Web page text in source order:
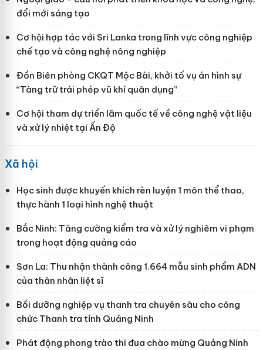
đổi mới sáng tạo
Cơ hội hợp tác với Sri Lanka trong lĩnh vực công nghiệp
chế tạo và công nghệ nông nghiệp
Đồn Biên phòng CKQT Mộc Bài, khởi tố vụ án hình sự
“Tàng trữ trái phép vũ khí quân dụng”
Cơ hội tham dự triển lãm quốc tế về công nghệ vật liệu
và xử lý nhiệt tại Ấn Độ
Xã hội
Học sinh được khuyến khích rèn luyện 1 môn thể thao,
thực hành 1 loại hình nghệ thuật
Bắc Ninh: Tăng cường kiểm tra và xử lý nghiêm vi phạm
trong hoạt động quảng cáo
Sơn La: Thu nhận thành công 1.664 mẫu sinh phẩm ADN
của thân nhân liệt sĩ
Bồi dưỡng nghiệp vụ thanh tra chuyên sâu cho công
chức Thanh tra tỉnh Quảng Ninh
Phát động phong trào thi đua chào mừng Quảng Ninh